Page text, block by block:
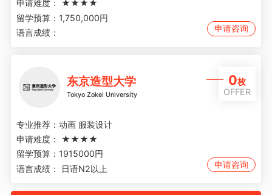
申请难度：
★★★★
留学预算： 1,750,000円
语言成绩：
申请咨询
东京造型大学
Tokyo Zokei University
0枚
OFFER
专业推荐： 动画 服装设计
申请难度：
★★★★
留学预算： 1915000円
语言成绩：
日语N2以上 申请咨询